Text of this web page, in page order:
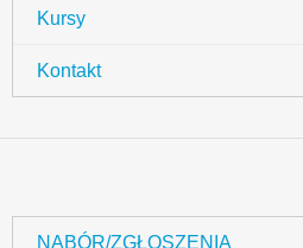
Kursy
Kontakt
NABÓR/ZGŁOSZENIA